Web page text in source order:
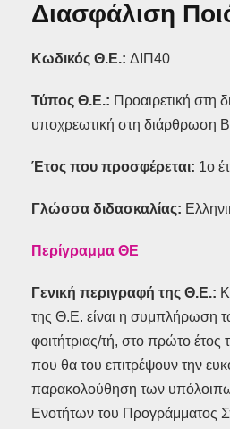
Διασφάλιση
Κωδικός Θ.Ε.: ΔΙΠ40
Τύπος Θ.Ε.: Προαιρετική στη
υποχρεωτική στη διάρθρωση Β
Έτος που προσφέρεται: 1ο
Γλώσσα διδασκαλίας:
Περίγραμμα ΘΕ
Γενική περιγραφή της Θ.Ε.:
της Θ.Ε. είναι η συμπλήρωση
φοιτήτριας/τή, στο πρώτο
που θα του επιτρέψουν την
παρακολούθηση των
Ενοτήτων του Προγράμματος